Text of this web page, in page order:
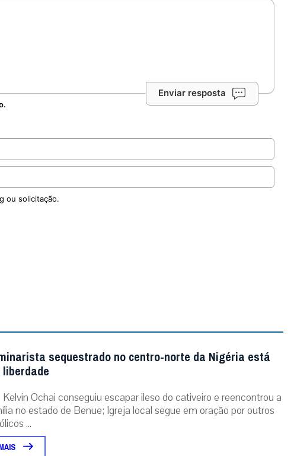
Enviar resposta
ou solicitação.
sequestrado no centro-norte da Nigéria está
Kelvin Ochai conseguiu escapar ileso do cativeiro e reencontrou a
no estado de Benue; Igreja local segue em oração por outros
...